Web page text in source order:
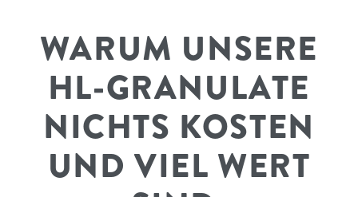
WARUM UNSERE
HL-GRANULATE
NICHTS KOSTEN
UND VIEL WERT